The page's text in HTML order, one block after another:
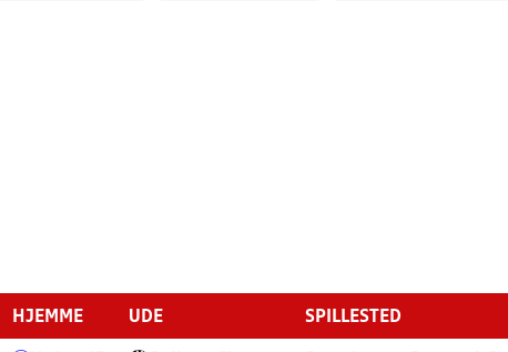
HJEMME UDE SPILLESTED